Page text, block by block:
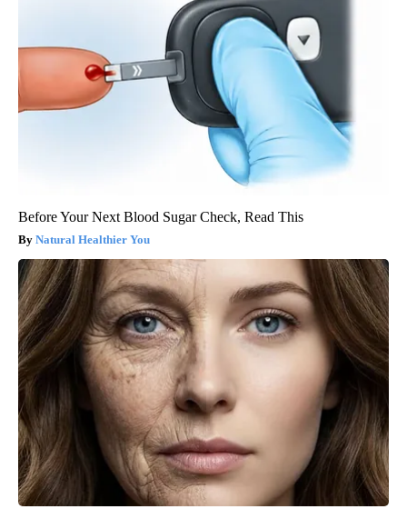
Before Your Next Blood Sugar Check, Read This
Natural Healthier You